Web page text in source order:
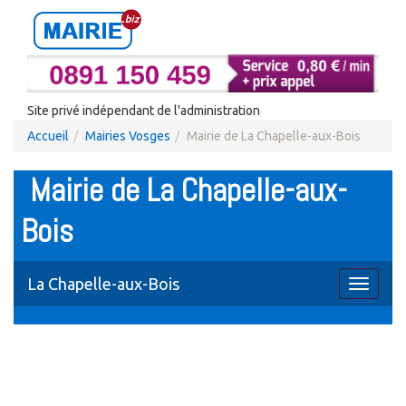
Site privé indépendant de l'administration
Accueil
Mairies Vosges Mairie de La Chapelle-aux-Bois
Mairie de La Chapelle-aux-
Bois
Toggle
La Chapelle-aux-Bois